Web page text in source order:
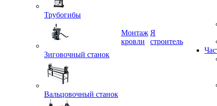
Трубогибы
Зиговочный станок
Вальцовочный станок
Монтаж
Я